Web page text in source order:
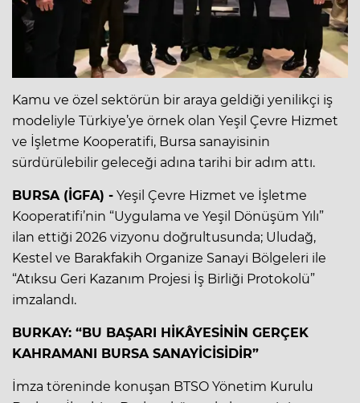
Kamu ve özel sektörün bir araya geldiği yenilikçi iş
modeliyle Türkiye’ye örnek olan Yeşil Çevre Hizmet
ve İşletme Kooperatifi, Bursa sanayisinin
sürdürülebilir geleceği adına tarihi bir adım attı.
BURSA (İGFA) - Yeşil Çevre Hizmet ve İşletme
Kooperatifi’nin “Uygulama ve Yeşil Dönüşüm Yılı”
ilan ettiği 2026 vizyonu doğrultusunda; Uludağ,
Kestel ve Barakfakih Organize Sanayi Bölgeleri ile
“Atıksu Geri Kazanım Projesi İş Birliği Protokolü”
imzalandı.
BURKAY: “BU BAŞARI HİKÂYESİNİN GERÇEK
KAHRAMANI BURSA SANAYİCİSİDİR”
İmza töreninde konuşan BTSO Yönetim Kurulu